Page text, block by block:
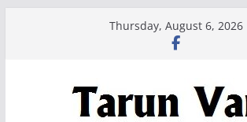
Thursday, August 6, 2026